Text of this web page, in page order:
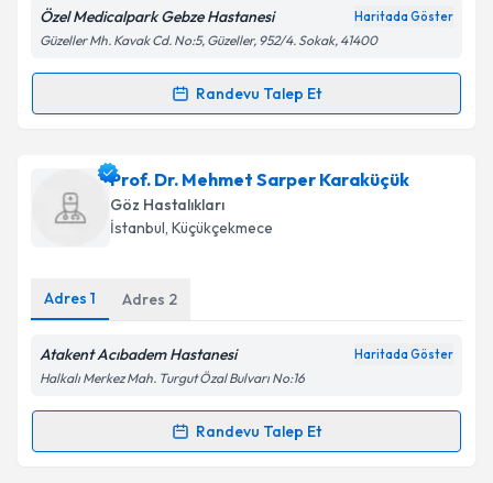
Özel Medicalpark Gebze Hastanesi Haritada Göster
Güzeller Mh. Kavak Cd. No:5, Güzeller, 952/4. Sokak, 41400
Randevu Talep Et
Randevu Takvimi Talebi
Op. Dr. Saidalı Kholzodaiçin randevu takvimi talebi
oluşturun. Size bu uzmandan randevu almanız için bir
takvim hazırlandığında e-posta ile bilgilendireceğiz.
Kişisel verilerimin işlenmesine ilişkin
kapsamda işlenmesini kabul ediyorum.
Prof. Dr. Mehmet Sarper Karaküçük
Göz Hastalıkları
İstanbul, Küçükçekmece
Adres 1 Adres 2
Atakent Acıbadem Hastanesi Haritada Göster
Halkalı Merkez Mah. Turgut Özal Bulvarı No:16
Randevu Talep Et
Randevu Takvimi Talebi